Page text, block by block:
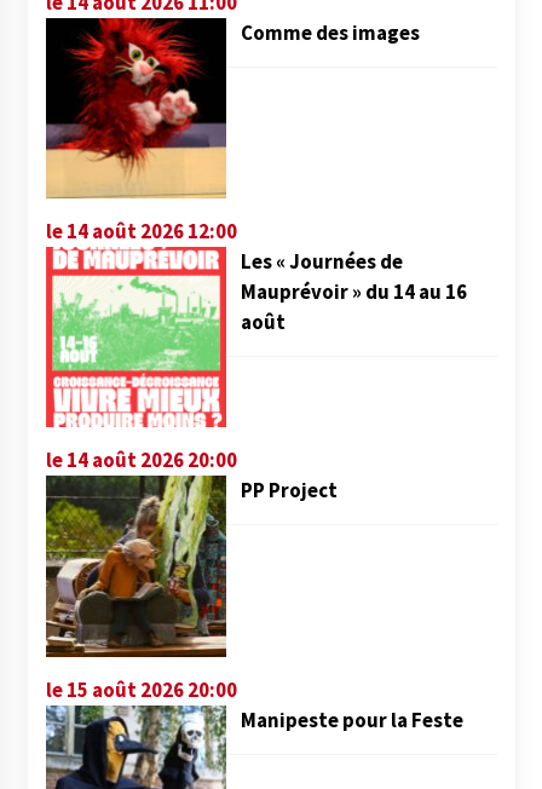
Comme des images
le 14 août 2026 12:00
Les « Journées de
Mauprévoir » du 14 au 16
août
le 14 août 2026 20:00
PP Project
le 15 août 2026 20:00
Manipeste pour la Feste